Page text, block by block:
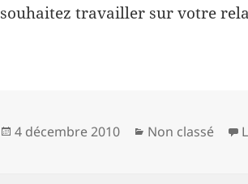
souhaitez travailler sur votre
Publié
4 décembre 2010 Catégories
Non classé